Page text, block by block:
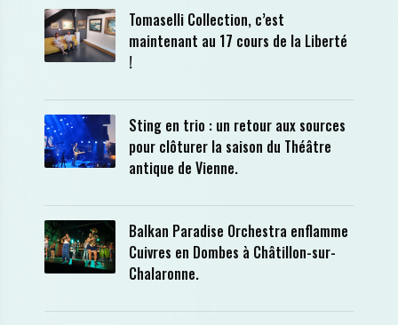
Tomaselli Collection, c’est
maintenant au 17 cours de la Liberté
!
Sting en trio : un retour aux sources
pour clôturer la saison du Théâtre
antique de Vienne.
Balkan Paradise Orchestra enflamme
Cuivres en Dombes à Châtillon-sur-
Chalaronne.